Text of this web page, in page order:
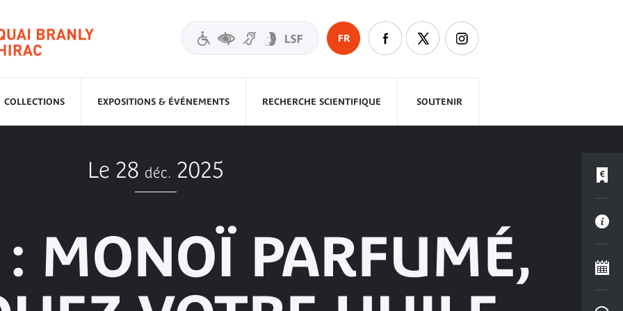
FR
COLLECTIONS EXPOSITIONS & ÉVÉNEMENTS RECHERCHE SCIENTIFIQUE SOUTENIR
Le 28 déc. 2025
: MONOÏ PARFUMÉ,